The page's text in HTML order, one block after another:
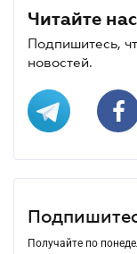
Читайте
Подпишитесь,
новостей.
Получайте по